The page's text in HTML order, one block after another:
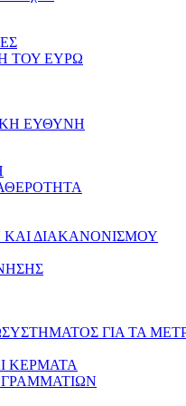
ΤΟΥ ΕΥΡΩ
ΕΥΘΥΝΗ
ΔΙΑΚΑΝΟΝΙΣΜΟΥ
ΓΙΑ ΤΑ
ΚΕΡΜΑΤΑ